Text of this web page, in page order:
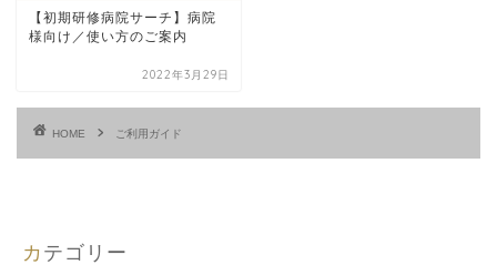
【初期研修病院サーチ】病院
様向け／使い方のご案内
2022年3月29日
HOME ご利用ガイド
カテゴリー